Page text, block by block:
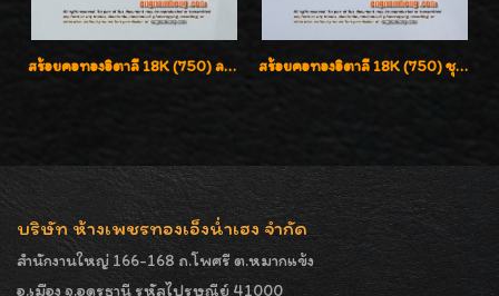
สร้อยคอทองอิตาลี 18K (750) ลายยินตันแกะมูนคัดสวย ลายนี้เงามากๆค่ะ ใส่ทนแข็งแรง สร้อยคอทองอิตาลี 18K (750) ชุบ 3 สี แกะลายสวยรุ่นใหม่ ลายละเอียดเงาวิบวับค่ะ
บริษัท ห้างเพชรทองเอ็งน่ำเฮง จำกัด
สำนักงานใหญ่ 166-168 ถ.โพศรี ต.หมากแข้ง
อ.เมือง จ.อุดรธานี รหัสไปรษณีย์ 41000